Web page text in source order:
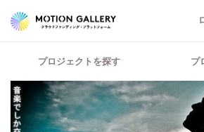
プロジェクトを探す プ